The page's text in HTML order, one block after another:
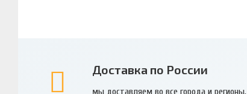
Доставка по России
мы доставляем во все города и регионы.